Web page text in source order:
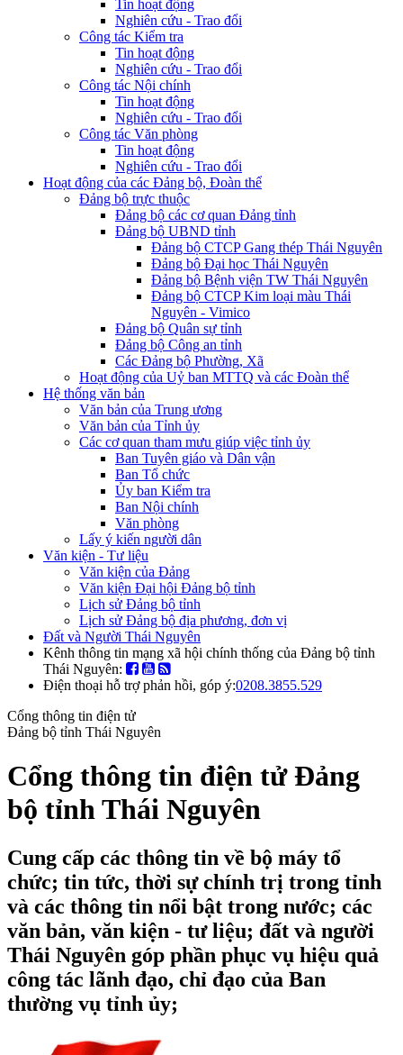
Tin hoạt động
Nghiên cứu - Trao đổi
Công tác Kiểm tra
Tin hoạt động
Nghiên cứu - Trao đổi
Công tác Nội chính
Tin hoạt động
Nghiên cứu - Trao đổi
Công tác Văn phòng
Tin hoạt động
Nghiên cứu - Trao đổi
Hoạt động của các Đảng bộ, Đoàn thể
Đảng bộ trực thuộc
Đảng bộ các cơ quan Đảng tỉnh
Đảng bộ UBND tỉnh
Đảng bộ CTCP Gang thép Thái Nguyên
Đảng bộ Đại học Thái Nguyên
Đảng bộ Bệnh viện TW Thái Nguyên
Đảng bộ CTCP Kim loại màu Thái
Nguyên - Vimico
Đảng bộ Quân sự tỉnh
Đảng bộ Công an tỉnh
Các Đảng bộ Phường, Xã
Hoạt động của Uỷ ban MTTQ và các Đoàn thể
Hệ thống văn bản
Văn bản của Trung ương
Văn bản của Tỉnh ủy
Các cơ quan tham mưu giúp việc tỉnh ủy
Ban Tuyên giáo và Dân vận
Ban Tổ chức
Ủy ban Kiểm tra
Ban Nội chính
Văn phòng
Lấy ý kiến người dân
Văn kiện - Tư liệu
Văn kiện của Đảng
Văn kiện Đại hội Đảng bộ tỉnh
Lịch sử Đảng bộ tỉnh
Lịch sử Đảng bộ địa phương, đơn vị
Đất và Người Thái Nguyên
Kênh thông tin mạng xã hội chính thống của Đảng bộ tỉnh
Thái Nguyên:
Điện thoại hỗ trợ phản hồi, góp ý:0208.3855.529
Cổng thông tin điện tử
Đảng bộ tỉnh Thái Nguyên
Cổng thông tin điện tử Đảng
bộ tỉnh Thái Nguyên
Cung cấp các thông tin về bộ máy tổ
chức; tin tức, thời sự chính trị trong tỉnh
và các thông tin nổi bật trong nước; các
văn bản, văn kiện - tư liệu; đất và người
Thái Nguyên góp phần phục vụ hiệu quả
công tác lãnh đạo, chỉ đạo của Ban
thường vụ tỉnh ủy;